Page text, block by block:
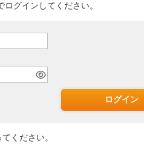
グインしてください。
ください。